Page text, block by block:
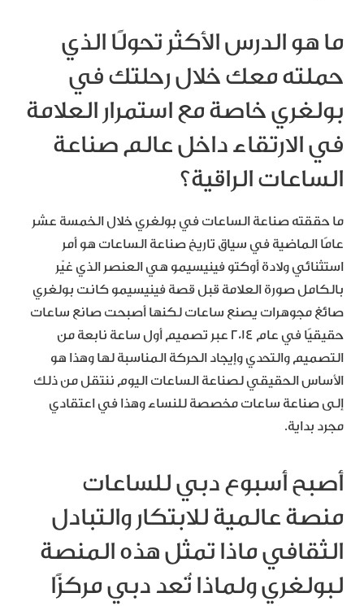
ما هو الدرس الأكثر تحولًا الذي
حملته معك خلال رحلتك في
بولغري خاصة مع استمرار العلامة
في الارتقاء داخل عالم صناعة
الساعات الراقية؟
ما حققته صناعة الساعات في بولغري خلال الخمسة عشر
عامًا الماضية في سياق تاريخ صناعة الساعات هو أمر
استثنائي ولادة أوكتو فينيسيمو هي العنصر الذي غيّر
بالكامل صورة العلامة قبل قصة فينيسيمو كانت بولغري
صائغ مجوهرات يصنع ساعات لكنها أصبحت صانع ساعات
حقيقيًا في عام 2014 عبر تصميم أول ساعة نابعة من
التصميم والتحدي وإيجاد الحركة المناسبة لها وهذا هو
الأساس الحقيقي لصناعة الساعات اليوم ننتقل من ذلك
إلى صناعة ساعات مخصصة للنساء وهذا في اعتقادي
مجرد بداية.
أصبح أسبوع دبي للساعات
منصة عالمية للابتكار والتبادل
الثقافي ماذا تمثل هذه المنصة
لبولغري ولماذا تُعد دبي مركزًا